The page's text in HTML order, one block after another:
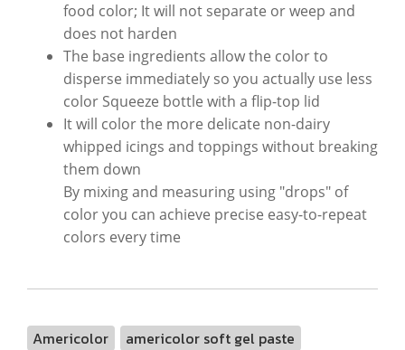
food color; It will not separate or weep and
does not harden
The base ingredients allow the color to
disperse immediately so you actually use less
color Squeeze bottle with a flip-top lid
It will color the more delicate non-dairy
whipped icings and toppings without breaking
them down
By mixing and measuring using "drops" of
color you can achieve precise easy-to-repeat
colors every time
Americolor
americolor soft gel paste